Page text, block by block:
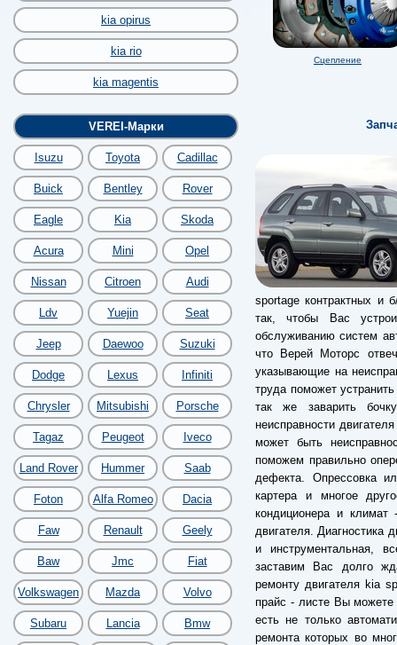
kia opirus
kia rio
kia magentis
VEREI-Марки
Isuzu Toyota Cadillac
Buick Bentley Rover
Eagle Kia Skoda
Acura Mini Opel
Nissan Citroen Audi
Ldv Yuejin Seat
Jeep Daewoo Suzuki
Dodge Lexus Infiniti
Chrysler Mitsubishi Porsche
Tagaz Peugeot Iveco
Land Rover Hummer Saab
Foton Alfa Romeo Dacia
Faw Renault Geely
Baw Jmc Fiat
Volkswagen Mazda Volvo
Subaru Lancia Bmw
Сцепление
sportage контрактных и
так, чтобы Вас
обслуживанию систем
что Верей Моторс
указывающие на
труда поможет
так же заварить
неисправности
может быть
поможем правильно
дефекта. Опрессовка
картера и многое
кондиционера и
двигателя. Диагностика
и инструментальная,
заставим Вас долго
ремонту двигателя kia
прайс - листе Вы можете
есть не только
ремонта которых во